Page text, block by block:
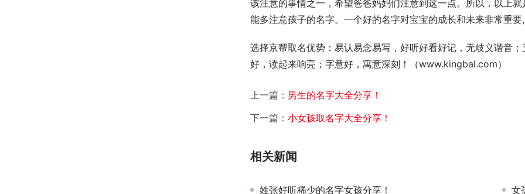
该注意的事情之一，希望爸爸妈妈们注意到这一点。所以，以上
能多注意孩子的名字。一个好的名字对宝宝的成长和未来非常重要,
选择京帮取名优势：易认易念易写，好听好看好记，无歧义谐音
好，读起来响亮；字意好，寓意深刻！（
上一篇： 男生的名字大全分享！
下一篇： 小女孩取名字大全分享！
相关新闻
姓张好听稀少的名字女孩分享！ 女